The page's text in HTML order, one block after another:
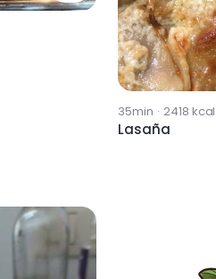
35min · 2418 kcal
Lasaña